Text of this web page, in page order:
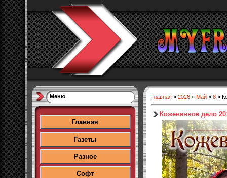
Меню
Главная
Газеты
Разное
Софт
Главная » 2026 » Май » 8 »
Кожевенное дело